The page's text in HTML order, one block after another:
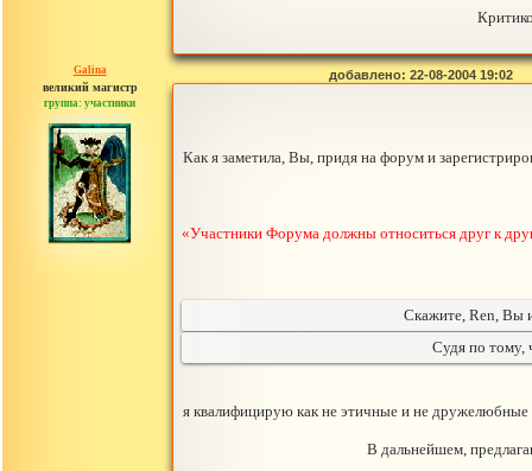
Galina
великий магистр
группа: участники
сообщений: 905
добавлено: 22-08-2004 19:02
Как я заметила, Вы, придя на форум и
«Участники Форума должны относиться друг к
Скажите, Ren, Вы
Судя по тому,
я квалифицирую как не этичные и не
В дальнейшем,